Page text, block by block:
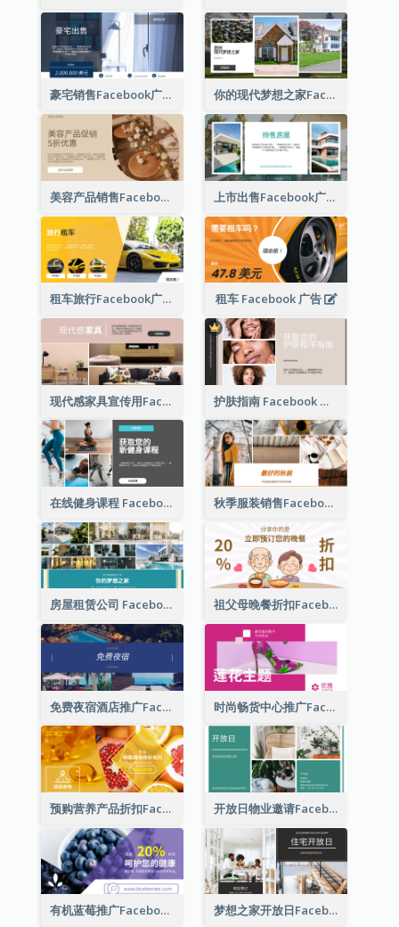
豪宅销售Facebook广告 你的现代梦想之家Facebook广告
美容产品销售Facebook广告 上市出售Facebook广告
租车旅行Facebook广告 租车 Facebook 广告
现代感家具宣传用Facebook帖子 护肤指南 Facebook 广告
在线健身课程 Facebook 广告 秋季服装销售Facebook广告
房屋租赁公司 Facebook 广告 祖父母晚餐折扣Facebook广告
免费夜宿酒店推广Facebook广告 时尚畅货中心推广Facebook广告
预购营养产品折扣Facebook广告 开放日物业邀请Facebook广告
有机蓝莓推广Facebook广告 梦想之家开放日Facebook广告